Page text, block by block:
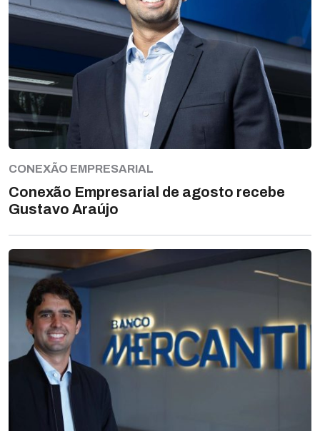
CONEXÃO EMPRESARIAL
Conexão Empresarial de agosto recebe
Gustavo Araújo